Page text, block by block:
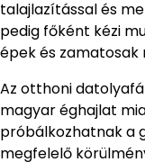
talajlazítással és
pedig főként kézi
épek és zamatosak
Az otthoni
magyar éghajlat
próbálkozhatnak a
megfelelő